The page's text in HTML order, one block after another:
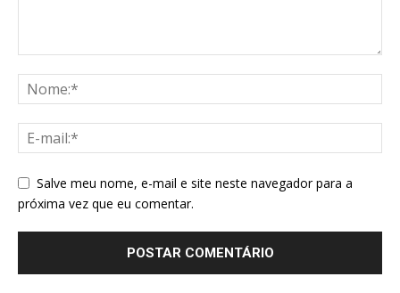
Salve meu nome, e-mail e site neste navegador para a
próxima vez que eu comentar.